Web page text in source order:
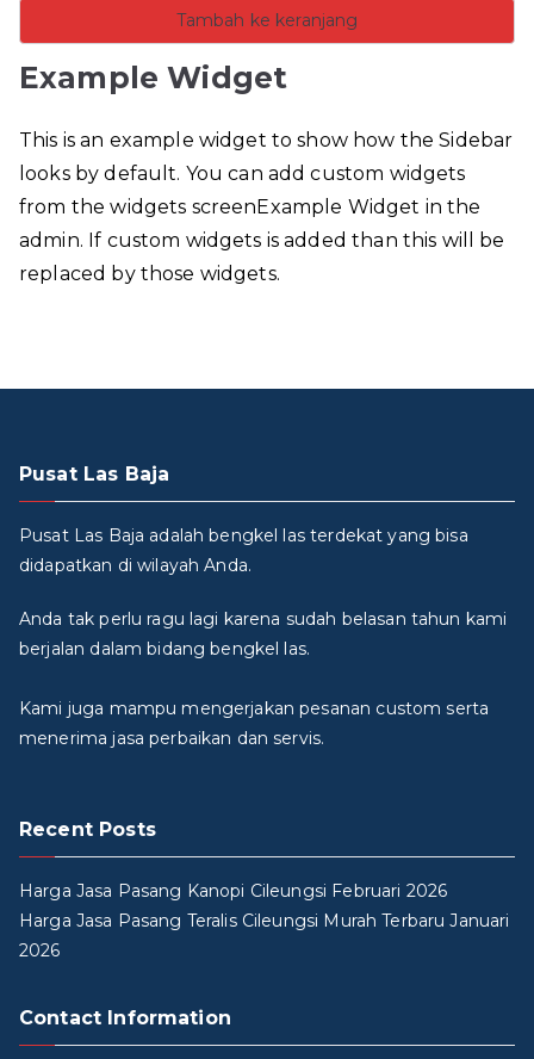
Tambah ke keranjang
Example Widget
This is an example widget to show how the Sidebar
looks by default. You can add custom widgets
from the widgets screenExample Widget in the
admin. If custom widgets is added than this will be
replaced by those widgets.
Pusat Las Baja
Pusat Las Baja adalah bengkel las terdekat yang bisa
didapatkan di wilayah Anda.
Anda tak perlu ragu lagi karena sudah belasan tahun kami
berjalan dalam bidang bengkel las.
Kami juga mampu mengerjakan pesanan custom serta
menerima jasa perbaikan dan servis.
Recent Posts
Harga Jasa Pasang Kanopi Cileungsi Februari 2026
Harga Jasa Pasang Teralis Cileungsi Murah Terbaru Januari
2026
Contact Information